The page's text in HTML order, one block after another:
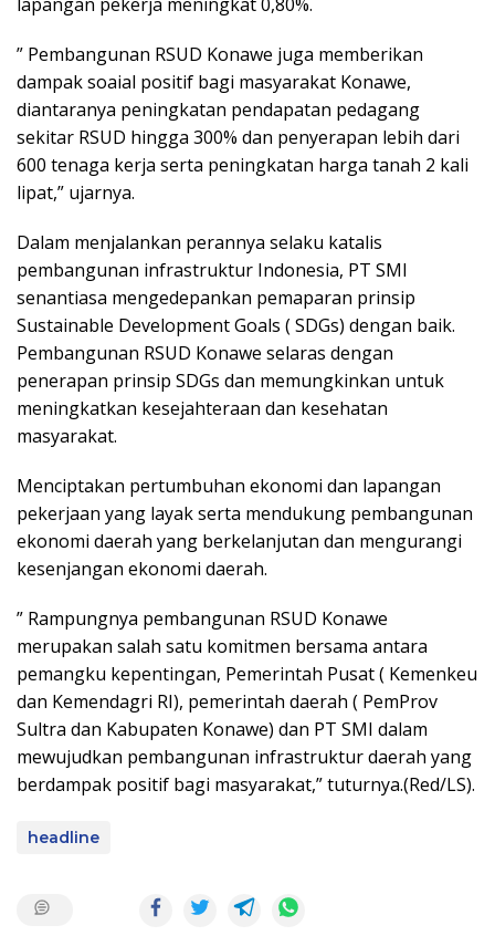
” Pembangunan RSUD Konawe juga memberikan
dampak soaial positif bagi masyarakat Konawe,
diantaranya peningkatan pendapatan pedagang
sekitar RSUD hingga 300% dan penyerapan lebih dari
600 tenaga kerja serta peningkatan harga tanah 2 kali
lipat,” ujarnya.
Dalam menjalankan perannya selaku katalis
pembangunan infrastruktur Indonesia, PT SMI
senantiasa mengedepankan pemaparan prinsip
Sustainable Development Goals ( SDGs) dengan baik.
Pembangunan RSUD Konawe selaras dengan
penerapan prinsip SDGs dan memungkinkan untuk
meningkatkan kesejahteraan dan kesehatan
masyarakat.
Menciptakan pertumbuhan ekonomi dan lapangan
pekerjaan yang layak serta mendukung pembangunan
ekonomi daerah yang berkelanjutan dan mengurangi
kesenjangan ekonomi daerah.
” Rampungnya pembangunan RSUD Konawe
merupakan salah satu komitmen bersama antara
pemangku kepentingan, Pemerintah Pusat ( Kemenkeu
dan Kemendagri RI), pemerintah daerah ( PemProv
Sultra dan Kabupaten Konawe) dan PT SMI dalam
mewujudkan pembangunan infrastruktur daerah yang
berdampak positif bagi masyarakat,” tuturnya.(Red/LS).
headline